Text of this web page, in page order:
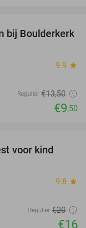
30%
bij Boulderkerk
9.9 star
Regulier €13,50
€9,50
voor kind
9.8 star
Regulier €20
€16